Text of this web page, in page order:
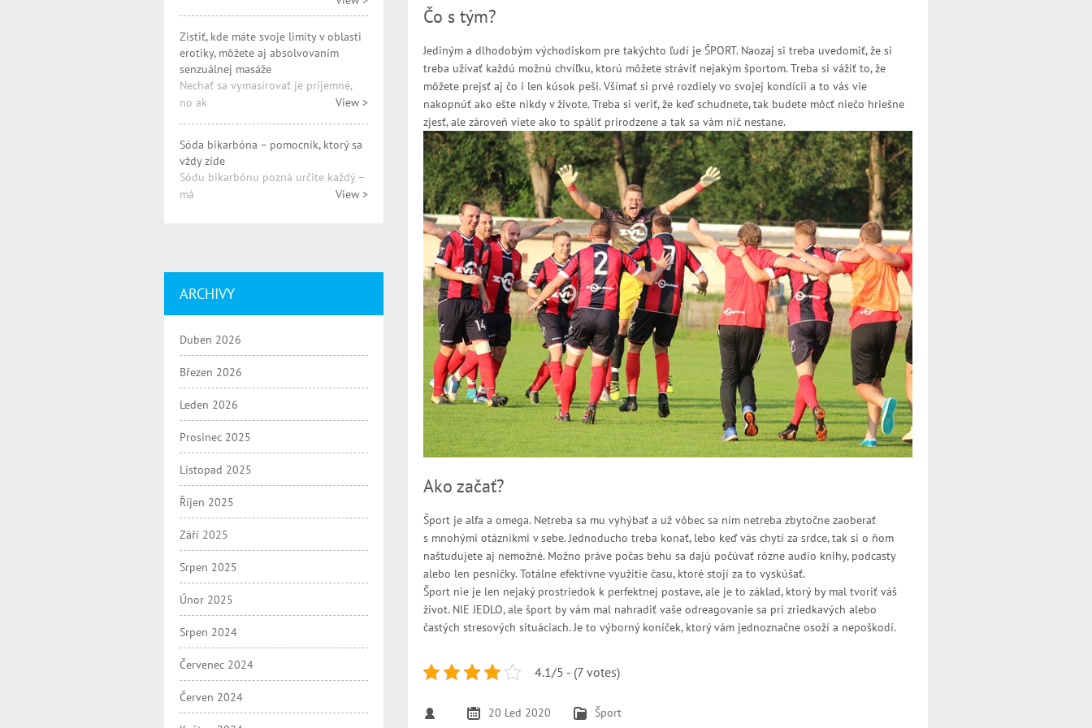
Čo s tým?
Jediným a dlhodobým východiskom pre takýchto ľudí je ŠPORT. Naozaj si treba uvedomiť, že si
treba užívať každú možnú chvíľku, ktorú môžete stráviť nejakým športom. Treba si vážiť to, že
môžete prejsť aj čo i len kúsok peši. Všímať si prvé rozdiely vo svojej kondícii a to vás vie
nakopnúť ako ešte nikdy v živote. Treba si veriť, že keď schudnete, tak budete môcť niečo hriešne
zjesť, ale zároveň viete ako to spáliť prirodzene a tak sa vám nič nestane.
Ako začať?
Šport je alfa a omega. Netreba sa mu vyhýbať a už vôbec sa ním netreba zbytočne zaoberať
s mnohými otáznikmi v sebe. Jednoducho treba konať, lebo keď vás chytí za srdce, tak si o ňom
naštudujete aj nemožné. Možno práve počas behu sa dajú počúvať rôzne audio knihy, podcasty
alebo len pesničky. Totálne efektívne využitie času, ktoré stojí za to vyskúšať.
Šport nie je len nejaký prostriedok k perfektnej postave, ale je to základ, ktorý by mal tvoriť váš
život. NIE JEDLO, ale šport by vám mal nahradiť vaše odreagovanie sa pri zriedkavých alebo
častých stresových situáciach. Je to výborný koníček, ktorý vám jednoznačne osoží a nepoškodí.
4.1/5 - (7 votes)
20 Led 2020 Šport
Zistiť, kde máte svoje limity v oblasti
erotiky, môžete aj absolvovaním
senzuálnej masáže
Nechať sa vymasírovať je príjemné,
no ak
View >
Sóda bikarbóna – pomocník, ktorý sa
vždy zíde
Sódu bikarbónu pozná určite každý –
má
View >
ARCHIVY
Duben 2026
Březen 2026
Leden 2026
Prosinec 2025
Listopad 2025
Říjen 2025
Září 2025
Srpen 2025
Únor 2025
Srpen 2024
Červenec 2024
Červen 2024